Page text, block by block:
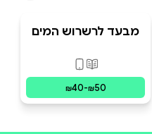
מודפס, דיגיטלי
מבעד לרשרוש המים
פורמטים זמינים
₪40-₪50